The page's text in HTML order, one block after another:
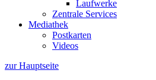
Laufwerke
Zentrale Services
Mediathek
Postkarten
Videos
zur Hauptseite